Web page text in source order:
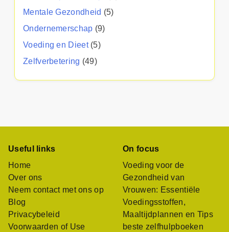
Mentale Gezondheid (5)
Ondernemerschap (9)
Voeding en Dieet(5)
Zelfverbetering (49)
Useful links
Home
Over ons
Neem contact met ons op
Blog
Privacybeleid
Voorwaarden of Use
On focus
Voeding voor de
Gezondheid van
Vrouwen: Essentiële
Voedingsstoffen,
Maaltijdplannen en Tips
beste zelfhulpboeken